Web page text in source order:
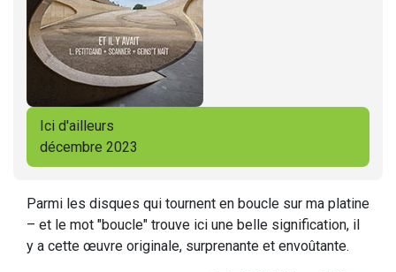
Ici d'ailleurs
décembre 2023
Parmi les disques qui tournent en boucle sur ma platine
– et le mot "boucle" trouve ici une belle signification, il
y a cette œuvre originale, surprenante et envoûtante.